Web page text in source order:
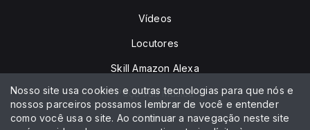
Vídeos
Locutores
Skill Amazon Alexa
Peça sua música
Anuncie
Nosso site usa cookies e outras tecnologias para que nós e
nossos parceiros possamos lembrar de você e entender
como você usa o site. Ao continuar a navegação neste site